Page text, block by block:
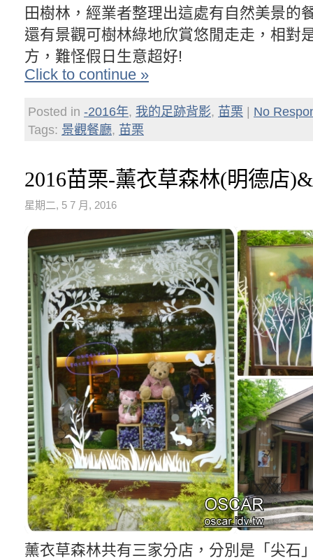
田樹林，經業者整理出這處有自然美景的
還有景觀可樹林綠地欣賞悠閒走走，相對
方，難怪假日生意超好!
Click to continue »
Posted in -2016年, 我的足跡背影, 苗栗
No
Tags: 景觀餐廳, 苗栗
2016苗栗-薰衣草森林(明德店
星期二, 5 7 月, 2016
薰衣草森林共有三家分店，分別是「尖石